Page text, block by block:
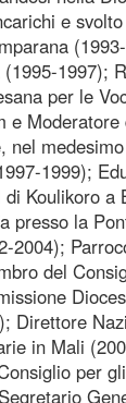
e
1997);
per le
e
nel
1999);
Koulikoro a
presso la
2004);
del
Direttore
in Mali
per